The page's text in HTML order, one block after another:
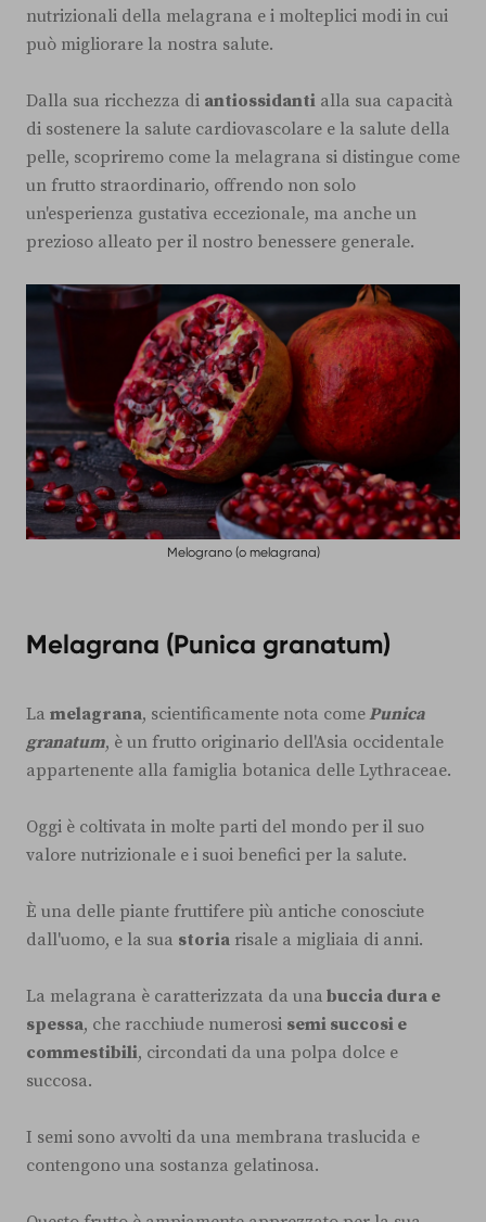
nutrizionali della melagrana e i molteplici modi in cui
può migliorare la nostra salute.
Dalla sua ricchezza di antiossidanti alla sua capacità
di sostenere la salute cardiovascolare e la salute della
pelle, scopriremo come la melagrana si distingue come
un frutto straordinario, offrendo non solo
un'esperienza gustativa eccezionale, ma anche un
prezioso alleato per il nostro benessere generale.
Melograno (o melagrana)
Melagrana (Punica granatum)
La melagrana, scientificamente nota comePunica
granatum, è un frutto originario dell'Asia occidentale
appartenente alla famiglia botanica delle Lythraceae.
Oggi è coltivata in molte parti del mondo per il suo
valore nutrizionale e i suoi benefici per la salute.
È una delle piante fruttifere più antiche conosciute
dall'uomo, e la sua storia risale a migliaia di anni.
La melagrana è caratterizzata da una buccia dura e
spessa, che racchiude numerosi semi succosi e
commestibili, circondati da una polpa dolce e
succosa.
I semi sono avvolti da una membrana traslucida e
contengono una sostanza gelatinosa.